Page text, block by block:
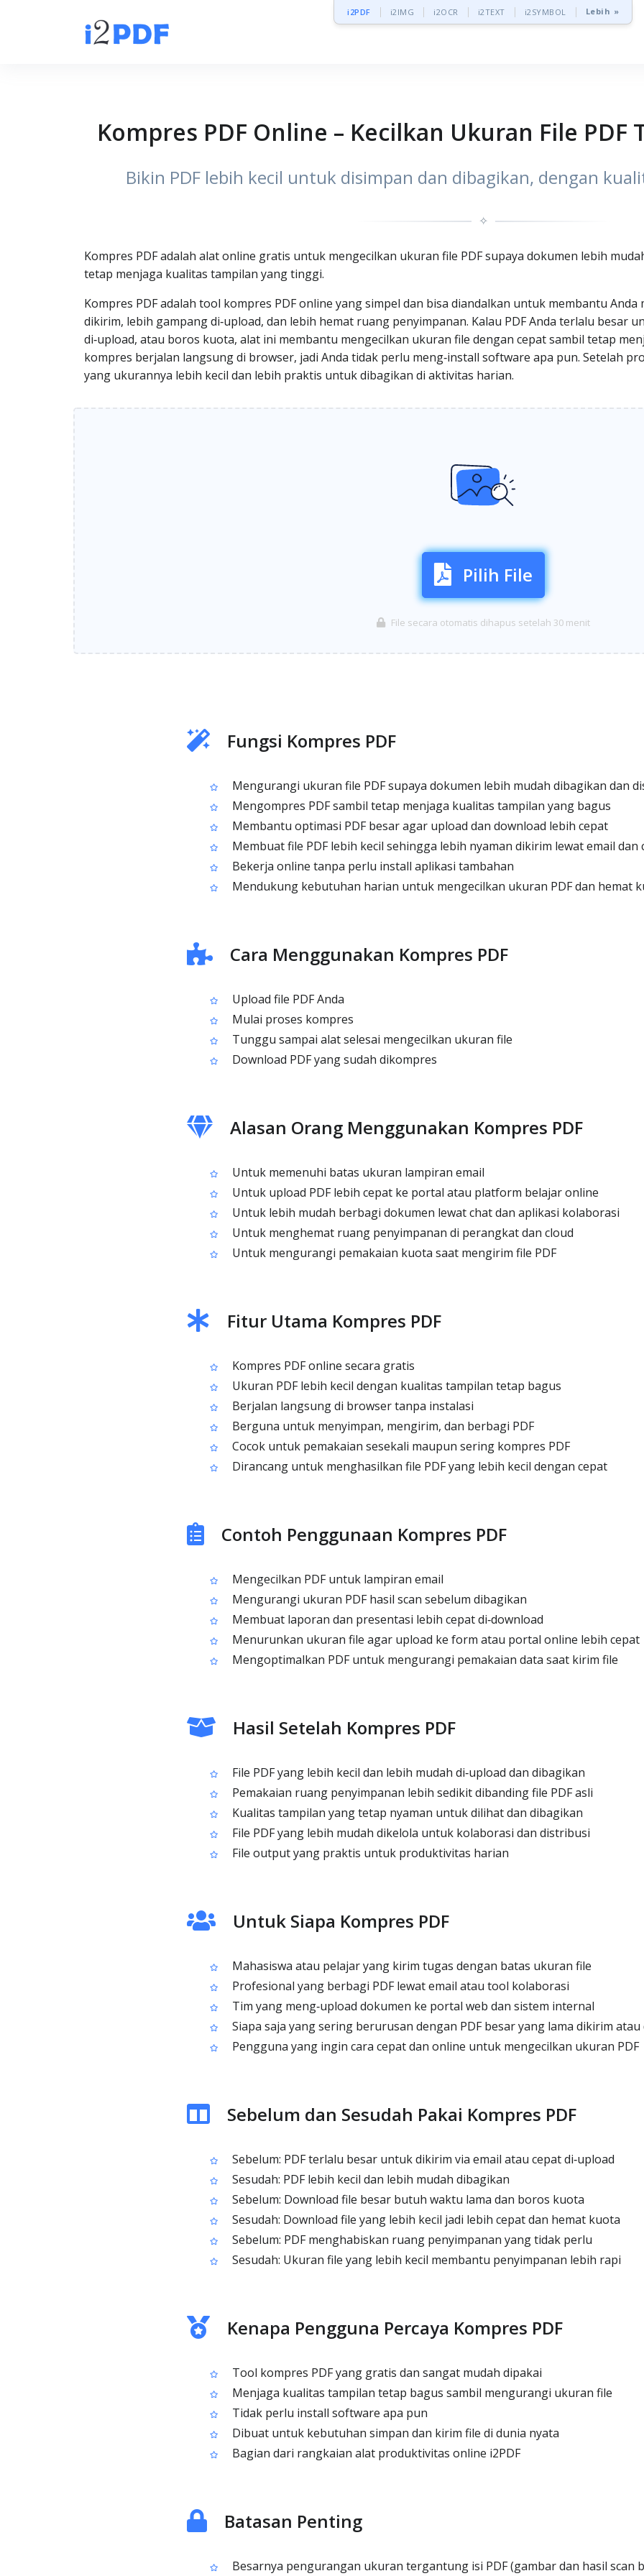
i2PDF i2IMG i2OCR i2TEXT i2SYMBOL Lebih »
Kompres PDF Online – Kecilkan Ukuran File PDF
Bikin PDF lebih kecil untuk disimpan dan dibagikan, dengan
✧
Kompres PDF adalah alat online gratis untuk mengecilkan ukuran file PDF supaya dokumen lebih
tetap menjaga kualitas tampilan yang tinggi.
Kompres PDF adalah tool kompres PDF online yang simpel dan bisa diandalkan untuk membantu
dikirim, lebih gampang di‑upload, dan lebih hemat ruang penyimpanan. Kalau PDF Anda terlalu besar
di‑upload, atau boros kuota, alat ini membantu mengecilkan ukuran file dengan cepat sambil tetap
kompres berjalan langsung di browser, jadi Anda tidak perlu meng‑install software apa pun. Setelah
yang ukurannya lebih kecil dan lebih praktis untuk dibagikan di aktivitas harian.
Pilih File
File secara otomatis dihapus setelah 30 menit
Fungsi Kompres PDF
Mengurangi ukuran file PDF supaya dokumen lebih mudah dibagikan dan
Mengompres PDF sambil tetap menjaga kualitas tampilan yang bagus
Membantu optimasi PDF besar agar upload dan download lebih cepat
Membuat file PDF lebih kecil sehingga lebih nyaman dikirim lewat email dan
Bekerja online tanpa perlu install aplikasi tambahan
Mendukung kebutuhan harian untuk mengecilkan ukuran PDF dan hemat
Cara Menggunakan Kompres PDF
Upload file PDF Anda
Mulai proses kompres
Tunggu sampai alat selesai mengecilkan ukuran file
Download PDF yang sudah dikompres
Alasan Orang Menggunakan Kompres PDF
Untuk memenuhi batas ukuran lampiran email
Untuk upload PDF lebih cepat ke portal atau platform belajar online
Untuk lebih mudah berbagi dokumen lewat chat dan aplikasi kolaborasi
Untuk menghemat ruang penyimpanan di perangkat dan cloud
Untuk mengurangi pemakaian kuota saat mengirim file PDF
Fitur Utama Kompres PDF
Kompres PDF online secara gratis
Ukuran PDF lebih kecil dengan kualitas tampilan tetap bagus
Berjalan langsung di browser tanpa instalasi
Berguna untuk menyimpan, mengirim, dan berbagi PDF
Cocok untuk pemakaian sesekali maupun sering kompres PDF
Dirancang untuk menghasilkan file PDF yang lebih kecil dengan cepat
Contoh Penggunaan Kompres PDF
Mengecilkan PDF untuk lampiran email
Mengurangi ukuran PDF hasil scan sebelum dibagikan
Membuat laporan dan presentasi lebih cepat di‑download
Menurunkan ukuran file agar upload ke form atau portal online lebih cepat
Mengoptimalkan PDF untuk mengurangi pemakaian data saat kirim file
Hasil Setelah Kompres PDF
File PDF yang lebih kecil dan lebih mudah di‑upload dan dibagikan
Pemakaian ruang penyimpanan lebih sedikit dibanding file PDF asli
Kualitas tampilan yang tetap nyaman untuk dilihat dan dibagikan
File PDF yang lebih mudah dikelola untuk kolaborasi dan distribusi
File output yang praktis untuk produktivitas harian
Untuk Siapa Kompres PDF
Mahasiswa atau pelajar yang kirim tugas dengan batas ukuran file
Profesional yang berbagi PDF lewat email atau tool kolaborasi
Tim yang meng‑upload dokumen ke portal web dan sistem internal
Siapa saja yang sering berurusan dengan PDF besar yang lama dikirim atau
Pengguna yang ingin cara cepat dan online untuk mengecilkan ukuran PDF
Sebelum dan Sesudah Pakai Kompres PDF
Sebelum: PDF terlalu besar untuk dikirim via email atau cepat di‑upload
Sesudah: PDF lebih kecil dan lebih mudah dibagikan
Sebelum: Download file besar butuh waktu lama dan boros kuota
Sesudah: Download file yang lebih kecil jadi lebih cepat dan hemat kuota
Sebelum: PDF menghabiskan ruang penyimpanan yang tidak perlu
Sesudah: Ukuran file yang lebih kecil membantu penyimpanan lebih rapi
Kenapa Pengguna Percaya Kompres PDF
Tool kompres PDF yang gratis dan sangat mudah dipakai
Menjaga kualitas tampilan tetap bagus sambil mengurangi ukuran file
Tidak perlu install software apa pun
Dibuat untuk kebutuhan simpan dan kirim file di dunia nyata
Bagian dari rangkaian alat produktivitas online i2PDF
Batasan Penting
Besarnya pengurangan ukuran tergantung isi PDF (gambar dan hasil scan